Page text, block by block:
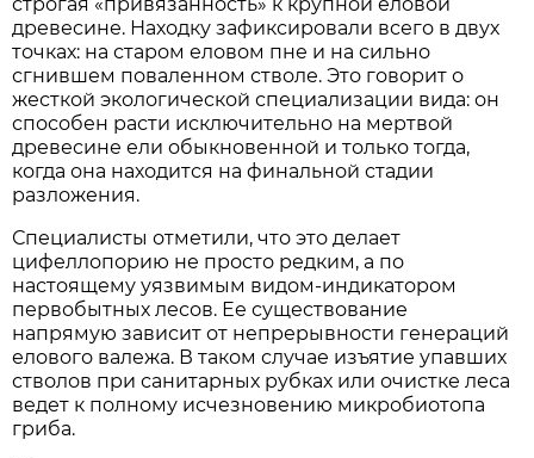
древесине. Находку зафиксировали всего в двух
точках: на старом еловом пне и на сильно
сгнившем поваленном стволе. Это говорит о
жесткой экологической специализации вида: он
способен расти исключительно на мертвой
древесине ели обыкновенной и только тогда,
когда она находится на финальной стадии
разложения.
Специалисты отметили, что это делает
цифеллопорию не просто редким, а по
настоящему уязвимым видом-индикатором
первобытных лесов. Ее существование
напрямую зависит от непрерывности генераций
елового валежа. В таком случае изъятие упавших
стволов при санитарных рубках или очистке леса
ведет к полному исчезновению микробиотопа
гриба.